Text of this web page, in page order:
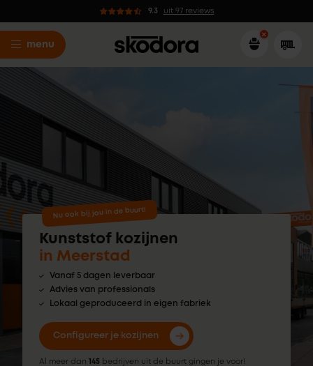
9.3 uit 97 reviews
menu
Nu ook bij jou in de buurt!
Kunststof kozijnen
in Meerstad
Vanaf 5 dagen leverbaar
Advies van professionals
Lokaal geproduceerd in eigen fabriek
Configureer je kozijnen
Al meer dan 145 bedrijven uit de buurt gingen je voor!